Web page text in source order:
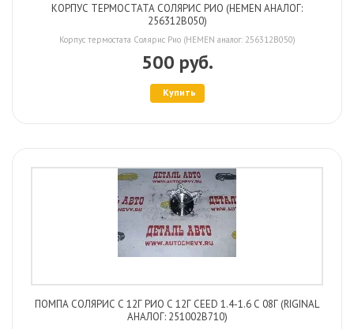
КОРПУС ТЕРМОСТАТА СОЛЯРИС РИО (HEMEN АНАЛОГ:
256312B050)
Корпус термостата Солярис Рио (HEMEN аналог: 256312B050)
500 руб.
Купить
ПОМПА СОЛЯРИС С 12Г РИО С 12Г CEED 1.4-1.6 С 08Г (RIGINAL
АНАЛОГ: 251002B710)